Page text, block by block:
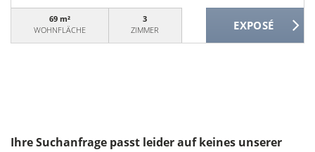
69 m²
WOHNFLÄCHE
3
ZIMMER
Ihre Suchanfrage passt leider auf keines unserer